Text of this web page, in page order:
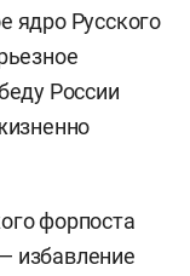
ядро Русского
России
форпоста
избавление